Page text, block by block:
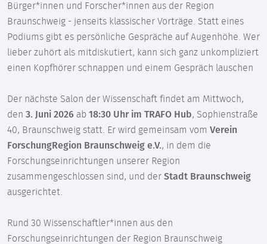
Bürger*innen und Forscher*innen aus der Region
Braunschweig - jenseits klassischer Vorträge. Statt eines
Podiums gibt es persönliche Gespräche auf Augenhöhe. Wer
lieber zuhört als mitdiskutiert, kann sich ganz unkompliziert
einen Kopfhörer schnappen und einem Gespräch lauschen
Der nächste Salon der Wissenschaft findet am Mittwoch,
den 3. Juni 2026 ab 18:30 Uhr im TRAFO Hub, Sophienstraße
40, Braunschweig statt. Er wird gemeinsam vom Verein
ForschungRegion Braunschweig e.V., in dem die
Forschungseinrichtungen unserer Region
zusammengeschlossen sind, und der Stadt Braunschweig
ausgerichtet.
Rund 30 Wissenschaftler*innen aus den
Forschungseinrichtungen der Region Braunschweig